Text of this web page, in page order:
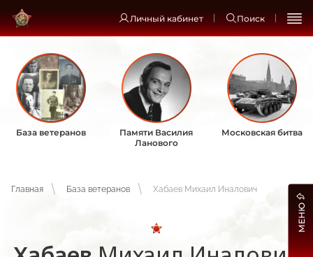
Личный кабинет Поиск
База ветеранов
Памяти Василия
Ланового
Московская битва
Главная База ветеранов Хабаев Михаил Иналович
МЕНЮ